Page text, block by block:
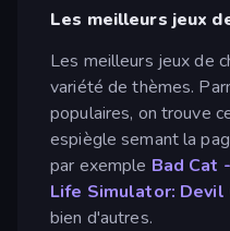
Les meilleurs jeux
Les meilleurs jeux de
variété de thèmes.
populaires, on trouve
espiègle semant la
par exemple Bad Cat
Life Simulator: Devil
bien d'autres.